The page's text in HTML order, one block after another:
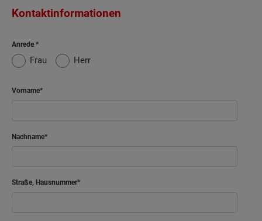
Kontaktinformationen
Anrede
Frau Herr
Vorname
Nachname
Straße, Hausnummer